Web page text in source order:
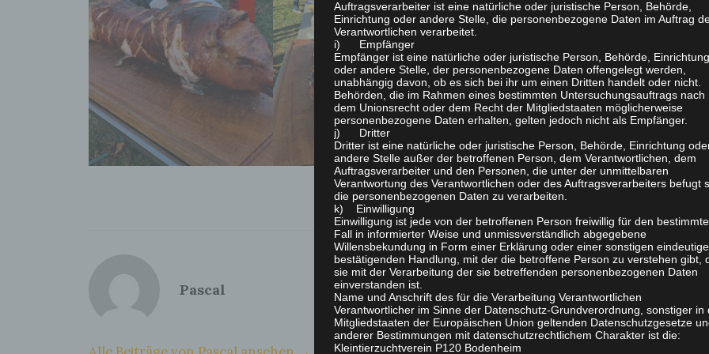
Pascal
Auftragsverarbeiter ist eine natürliche oder juristische Person, Behörde,
Einrichtung oder andere Stelle, die personenbezogene Daten im Auftrag
Verantwortlichen verarbeitet.
i) Empfänger
Empfänger ist eine natürliche oder juristische Person, Behörde, Einrichtung
oder andere Stelle, der personenbezogene Daten offengelegt werden,
unabhängig davon, ob es sich bei ihr um einen Dritten handelt oder nicht.
Behörden, die im Rahmen eines bestimmten Untersuchungsauftrags nach
dem Unionsrecht oder dem Recht der Mitgliedstaaten möglicherweise
personenbezogene Daten erhalten, gelten jedoch nicht als Empfänger.
j) Dritter
Dritter ist eine natürliche oder juristische Person, Behörde, Einrichtung
andere Stelle außer der betroffenen Person, dem Verantwortlichen, dem
Auftragsverarbeiter und den Personen, die unter der unmittelbaren
Verantwortung des Verantwortlichen oder des Auftragsverarbeiters befugt
die personenbezogenen Daten zu verarbeiten.
k) Einwilligung
Einwilligung ist jede von der betroffenen Person freiwillig für den
Fall in informierter Weise und unmissverständlich abgegebene
Willensbekundung in Form einer Erklärung oder einer sonstigen
bestätigenden Handlung, mit der die betroffene Person zu verstehen gibt,
sie mit der Verarbeitung der sie betreffenden personenbezogenen Daten
einverstanden ist.
Name und Anschrift des für die Verarbeitung Verantwortlichen
Verantwortlicher im Sinne der Datenschutz-Grundverordnung, sonstiger in
Mitgliedstaaten der Europäischen Union geltenden Datenschutzgesetze
anderer Bestimmungen mit datenschutzrechtlichem Charakter ist die:
Kleintierzuchtverein P120 Bodenheim